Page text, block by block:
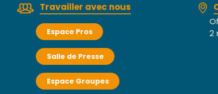
Travailler avec nous
Espace Pros
Salle de Presse
Espace Groupes
2